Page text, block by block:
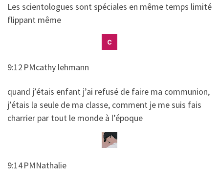
​​Les scientologues sont spéciales en même temps limité
flippant même
9:12 PMcathy lehmann
​​quand j’étais enfant j’ai refusé de faire ma communion,
j’étais la seule de ma classe, comment je me suis fais
charrier par tout le monde à l’époque
9:14 PMNathalie